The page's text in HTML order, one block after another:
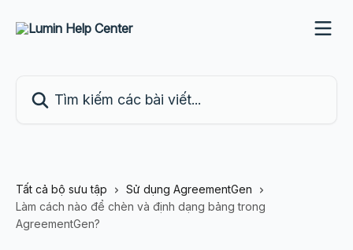
Tất cả bộ sưu tập
Sử dụng AgreementGen
Làm cách nào để chèn và định dạng bảng trong
AgreementGen?